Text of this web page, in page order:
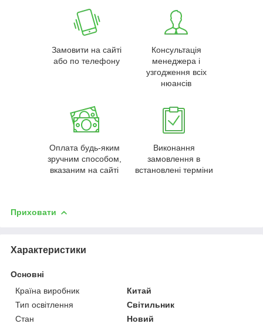
Замовити на сайті
або по телефону
Консультація
менеджера і
узгодження всіх
нюансів
Оплата будь-яким
зручним способом,
вказаним на сайті
Виконання
замовлення в
встановлені терміни
Приховати
Характеристики
Основні
Країна виробник
Китай
Тип освітлення
Світильник
Стан
Новий